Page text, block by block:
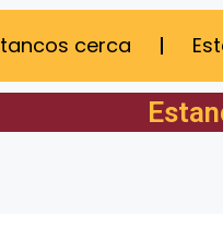
cerca